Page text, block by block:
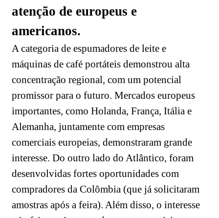
atenção de europeus e
americanos.
A categoria de espumadores de leite e
máquinas de café portáteis demonstrou alta
concentração regional, com um potencial
promissor para o futuro. Mercados europeus
importantes, como Holanda, França, Itália e
Alemanha, juntamente com empresas
comerciais europeias, demonstraram grande
interesse. Do outro lado do Atlântico, foram
desenvolvidas fortes oportunidades com
compradores da Colômbia (que já solicitaram
amostras após a feira). Além disso, o interesse